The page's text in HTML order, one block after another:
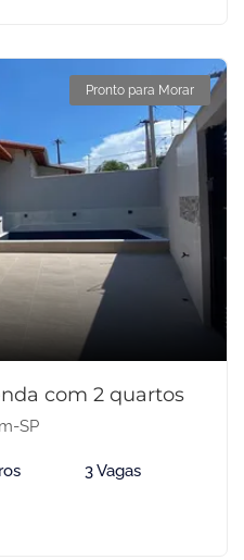
Pronto para Morar
com 2 quartos
SP
3 Vagas